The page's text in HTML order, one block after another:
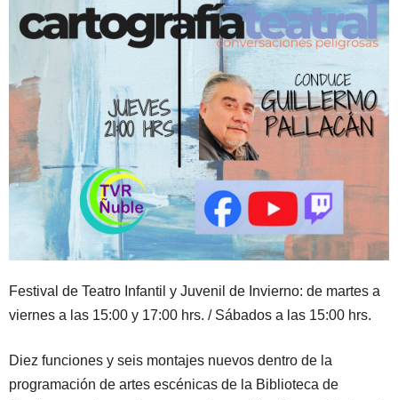
Festival de Teatro Infantil y Juvenil de Invierno: de martes a
viernes a las 15:00 y 17:00 hrs. / Sábados a las 15:00 hrs.
Diez funciones y seis montajes nuevos dentro de la
programación de artes escénicas de la Biblioteca de